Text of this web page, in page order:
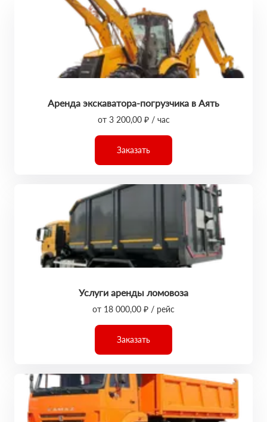
Аренда экскаватора-погрузчика в Аять
от 3 200,00 ₽ / час
Заказать
Услуги аренды ломовоза
от 18 000,00 ₽ / рейс
Заказать